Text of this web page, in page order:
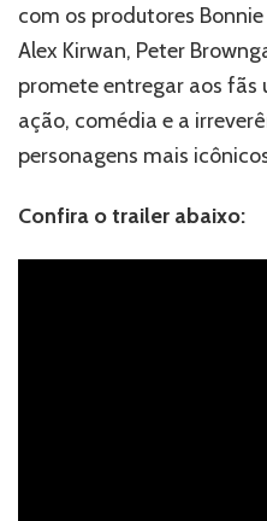
com os produtores
Alex Kirwan, Peter
promete entregar aos
ação, comédia e a
personagens mais
Confira o trailer abaixo: